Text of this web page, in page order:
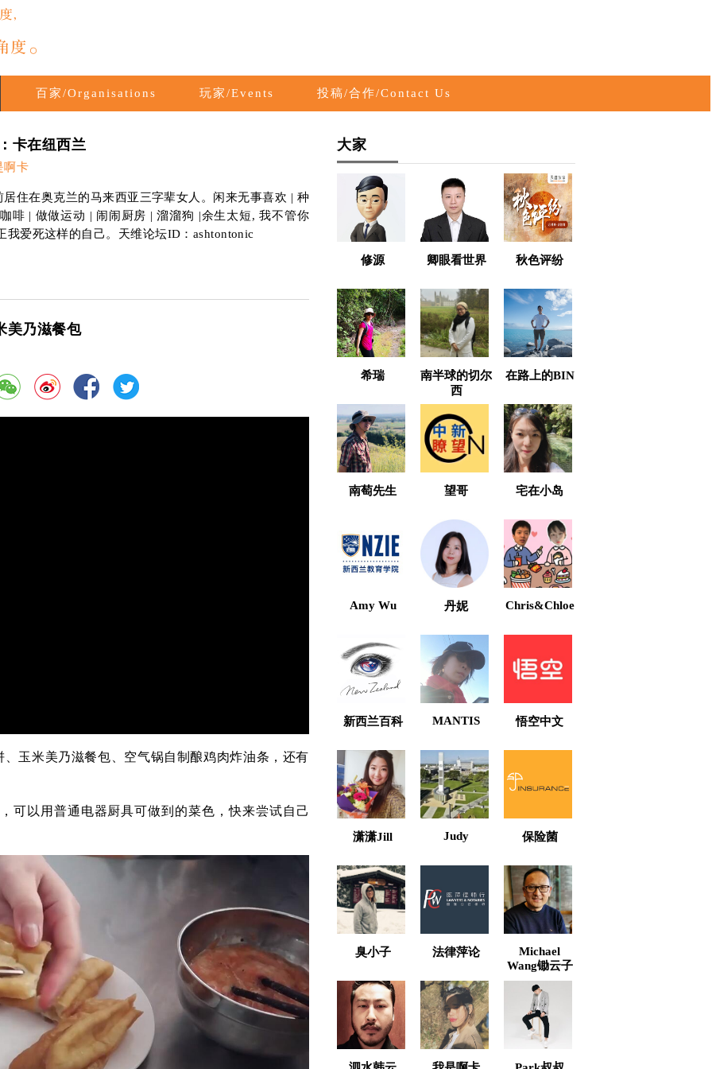
百家/Organisations 玩家/Events 投稿/合作/Contact Us
卡在纽西兰
啊卡
住在奥克兰的马来西亚三字辈女人。闲来无事喜欢 | 种
啡 | 做做运动 | 闹闹厨房 | 溜溜狗 |余生太短, 我不管你
我爱死这样的自己。天维论坛ID：ashtontonic
美乃滋餐包
玉米美乃滋餐包、空气锅自制酿鸡肉炸油条，还有
可以用普通电器厨具可做到的菜色，快来尝试自己
大家
修源 卿眼看世界 秋色评纷
希瑞
南半球的切尔
西
在路上的BIN
南萄先生 望哥 宅在小岛
Amy Wu 丹妮 Chris&Chloe
新西兰百科 MANTIS 悟空中文
潇潇Jill Judy 保险菌
臭小子 法律萍论
Michael
Wang锄云子